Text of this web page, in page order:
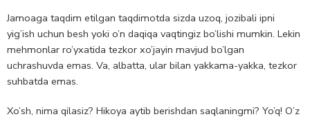
Jamoaga taqdim etilgan taqdimotda sizda uzoq, jozibali ipni
yig’ish uchun besh yoki o’n daqiqa vaqtingiz bo’lishi mumkin. Lekin
mehmonlar ro’yxatida tezkor xo’jayin mavjud bo’lgan
uchrashuvda emas. Va, albatta, ular bilan yakkama-yakka, tezkor
suhbatda emas.
Xo’sh, nima qilasiz? Hikoya aytib berishdan saqlaningmi? Yo’q! O’z